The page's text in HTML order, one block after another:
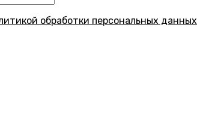
обработки персональных данных